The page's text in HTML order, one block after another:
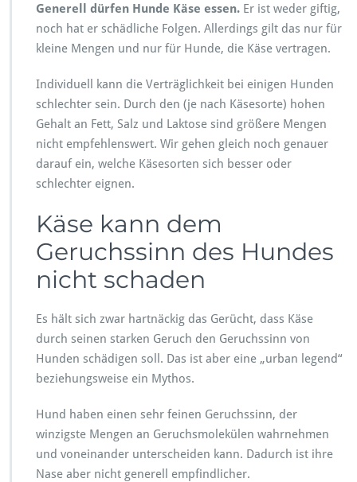
a:
w
i
v
e
l?
Generell dürfen Hunde Käse essen. Er ist weder giftig,
noch hat er schädliche Folgen. Allerdings gilt das nur für
kleine Mengen und nur für Hunde, die Käse vertragen.
Individuell kann die Verträglichkeit bei einigen Hunden
schlechter sein. Durch den (je nach Käsesorte) hohen
Gehalt an Fett, Salz und Laktose sind größere Mengen
nicht empfehlenswert. Wir gehen gleich noch genauer
darauf ein, welche Käsesorten sich besser oder
schlechter eignen.
Käse kann dem
Geruchssinn des Hundes
nicht schaden
Es hält sich zwar hartnäckig das Gerücht, dass Käse
durch seinen starken Geruch den Geruchssinn von
Hunden schädigen soll. Das ist aber eine „urban legend“
beziehungsweise ein Mythos.
Hund haben einen sehr feinen Geruchssinn, der
winzigste Mengen an Geruchsmolekülen wahrnehmen
und voneinander unterscheiden kann. Dadurch ist ihre
Nase aber nicht generell empfindlicher.